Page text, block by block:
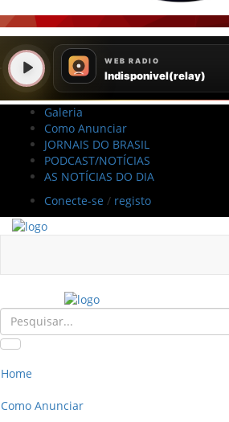
Galeria
Como Anunciar
JORNAIS DO BRASIL
PODCAST/NOTÍCIAS
AS NOTÍCIAS DO DIA
Conecte-se / registo
Home
Como Anunciar